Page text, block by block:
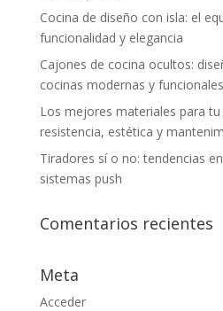
Cocina de diseño con isla: el
funcionalidad y elegancia
Cajones de cocina ocultos:
cocinas modernas y funcionales
Los mejores materiales para
resistencia, estética y
Tiradores sí o no: tendencias
sistemas push
Comentarios recientes
Meta
Acceder